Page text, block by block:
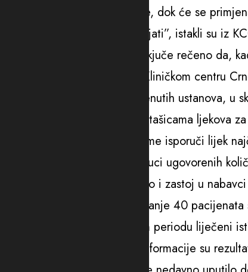
intravenske onkološke terapije, dok će se
potencijacija nesmetano odvijati”, istakli su iz
Pobjedi je iz Montefarma prekjuče rečeno da,
terapiju primaju u JZU, kao i Kliničkom centru
potrebama i zahtjevima pomenutih ustanova,
Pobjeda je ranije pisala o nestašicama ljekova
nije u mogućnosti da na vrijeme isporuči lijek
nastaje trenutni zastoj u isporuci ugovorenih
Početkom mjeseca se dogodio i zastoj u
objavio portal Standard, najmanje 40
terapiju iako su u prethodnom periodu liječeni
Ovo i druge zabrinjavajuće informacije su